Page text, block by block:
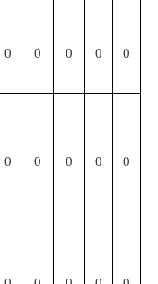
0 0 0 0 0
0 0 0 0 0